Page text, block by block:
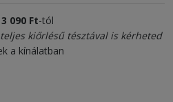
3 090 Ft-tól
kiőrlésű tésztával is kérheted
a kínálatban